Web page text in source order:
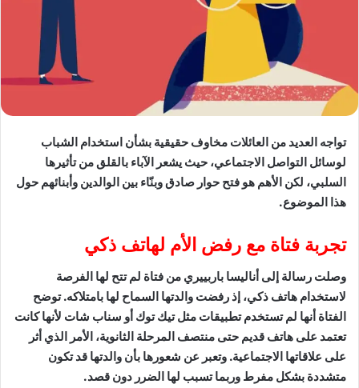
تواجه العديد من العائلات مخاوف حقيقية بشأن استخدام الشباب
لوسائل التواصل الاجتماعي، حيث يشعر الآباء بالقلق من تأثيرها
السلبي، لكن الأهم هو فتح حوار صادق وبنّاء بين الوالدين وأبنائهم حول
هذا الموضوع.
تجربة فتاة مع رفض الأم لهاتف ذكي
وصلت رسالة إلى أناليسا باربييري من فتاة لم تتح لها الفرصة
لاستخدام هاتف ذكي، إذ رفضت والدتها السماح لها بامتلاكه. توضح
الفتاة أنها لم تستخدم تطبيقات مثل تيك توك أو سناب شات لأنها كانت
تعتمد على هاتف قديم حتى منتصف المرحلة الثانوية، الأمر الذي أثر
على علاقاتها الاجتماعية. وتعبر عن شعورها بأن والدتها قد تكون
متشددة بشكل مفرط وربما تسبب لها الضرر دون قصد.